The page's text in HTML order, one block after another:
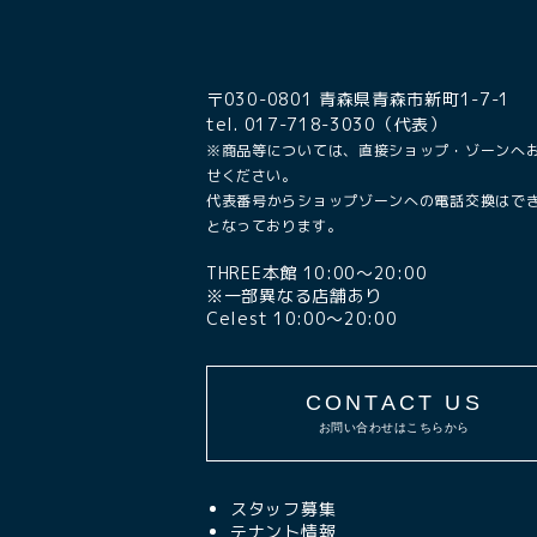
〒030-0801 青森県青森市新町1-7-1
tel. 017-718-3030（代表）
※商品等については、直接ショップ・ゾーンへ
せください。
代表番号からショップゾーンへの電話交換はで
となっております。
THREE本館 10:00〜20:00
※一部異なる店舗あり
Celest 10:00〜20:00
CONTACT US
お問い合わせはこちらから
スタッフ募集
テナント情報